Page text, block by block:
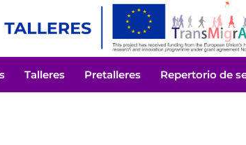
Talleres Pretalleres Repertorio de